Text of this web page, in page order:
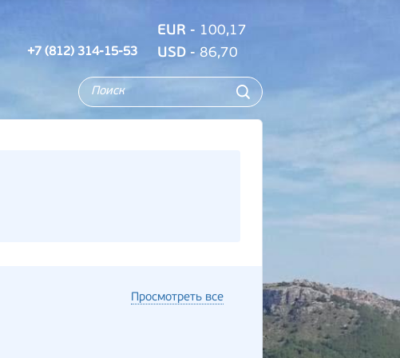
+7 (812) 314-15-53
EUR - 100,17
USD - 86,70
Просмотреть все